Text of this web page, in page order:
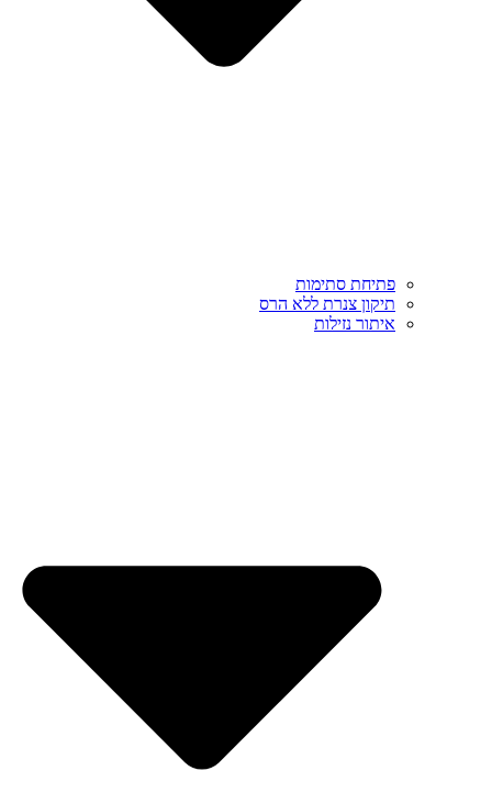
פתיחת סתימות
תיקון צנרת ללא הרס
איתור נזילות